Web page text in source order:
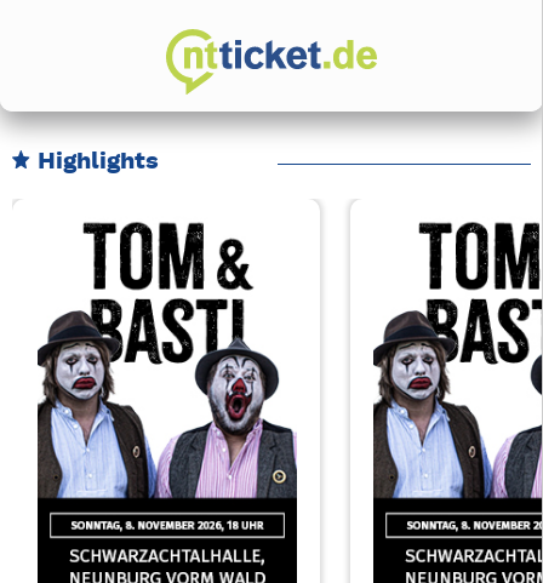
Highlights
Karussell Veranstaltungen überspringen